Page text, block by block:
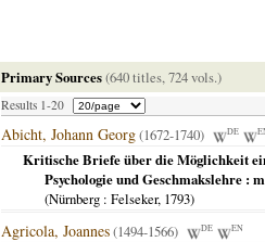
Primary Sources(640 titles, 724 vols.)
Results 1-20
Abicht, Johann Georg(1672-1740) DE
Kritische Briefe über die Möglichkeit
Psychologie und Geschmakslehre :
(Nürnberg : Felseker, 1793)
Agricola, Joannes(1494-1566) DE EN